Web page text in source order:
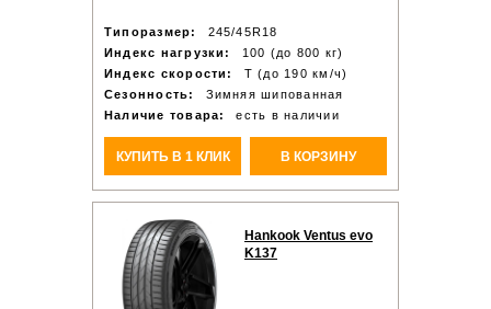
Типоразмер:
245/45R18
Индекс нагрузки:
100 (до 800 кг)
Индекс скорости:
T (до 190 км/ч)
Сезонность:
Зимняя шипованная
Наличие товара:
есть в наличии
КУПИТЬ В 1 КЛИК В КОРЗИНУ
Hankook Ventus evo
K137